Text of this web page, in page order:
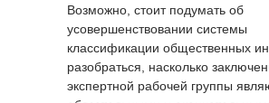
Возможно, стоит подумать об
усовершенствовании системы
классификации общественных
разобраться, насколько
экспертной рабочей группы